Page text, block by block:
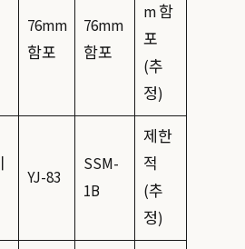
76mm
함포
76mm
함포
m 함
포
(추
정)
YJ-83
SSM-
1B
제한
적
(추
정)